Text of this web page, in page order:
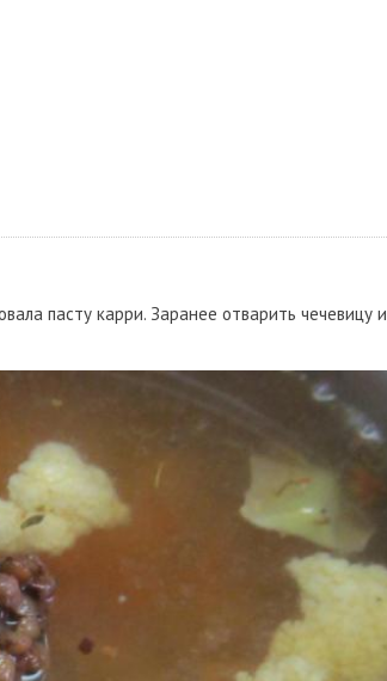
пасту карри. Заранее отварить чечевицу и